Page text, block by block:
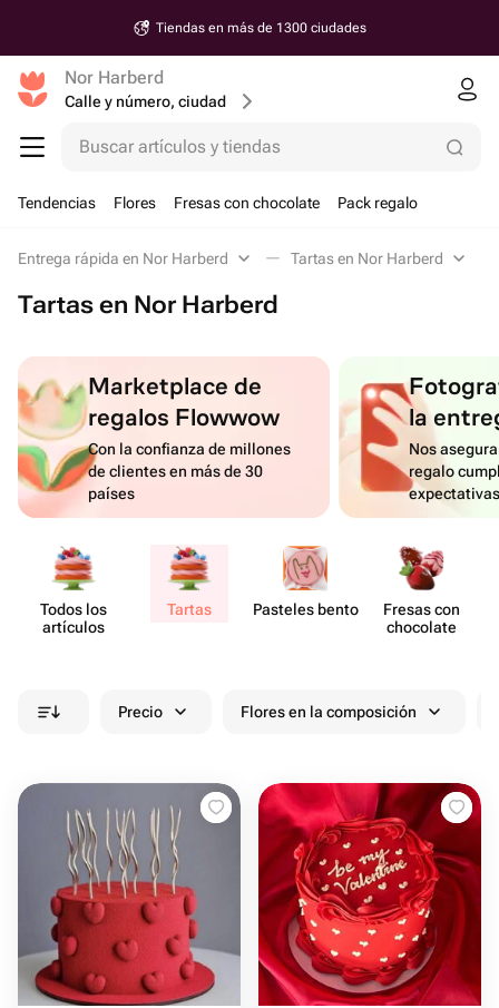
Tiendas en más de 1300 ciudades
Nor Harberd
Calle y número, ciudad
Buscar artículos y tiendas
Tendencias Flores Fresas con chocolate Pack regalo
Entrega rápida en Nor Harberd Tartas en Nor Harberd
Tartas en Nor Harberd
Marketplace de
regalos Flowwow
Con la confianza de millones
de clientes en más de 30
países
la
Nos
regalo
Todos los
artículos
Tartas Pasteles bento
Fresas con
chocolate
Precio Flores en la composición